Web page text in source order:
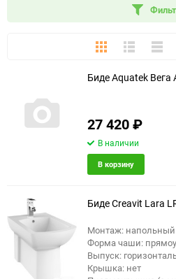
ПлиткаПодробно
Биде Aquatek Вега
27 420₽
В наличии
В корзину
Биде Creavit Lara
Монтаж: напольный
Форма чаши:
Выпуск:
Крышка: нет